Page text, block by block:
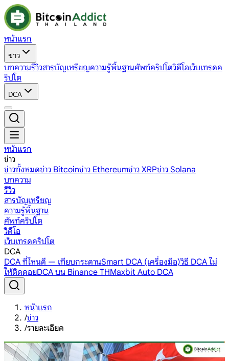
หน้าแรก
ข่าว
บทความรีวิวสารบัญเหรียญความรู้พื้นฐานศัพท์คริปโตวิดีโอเว็บเทรดค
ริปโต
DCA
หน้าแรก
ข่าว
ข่าวทั้งหมดข่าว Bitcoinข่าว Ethereumข่าว XRPข่าว Solana
บทความ
รีวิว
สารบัญเหรียญ
ความรู้พื้นฐาน
ศัพท์คริปโต
วิดีโอ
เว็บเทรดคริปโต
DCA
DCA ที่ไหนดี — เทียบกระดานSmart DCA (เครื่องมือ)วิธี DCA ไม่
ให้ติดดอยDCA บน Binance THMaxbit Auto DCA
หน้าแรก
/ข่าว
/รายละเอียด